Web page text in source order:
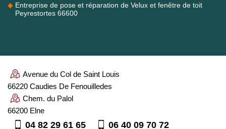
Entreprise de pose et réparation de Velux et fenêtre de toit
Peyrestortes 66600
Avenue du Col de Saint Louis
66220 Caudies De Fenouilledes
Chem. du Palol
66200 Elne
04 82 29 61 65 06 40 09 70 72